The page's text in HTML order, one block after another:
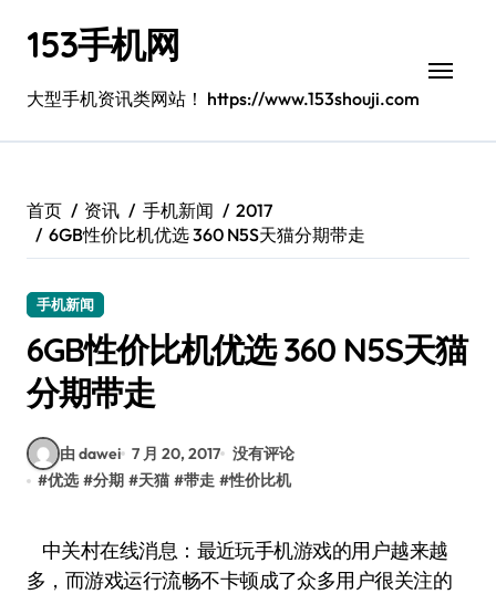
153手机网
大型手机资讯类网站！ https://www.153shouji.com
首页 资讯 手机新闻
2017
6GB性价比机优选 360 N5S天猫分期带走
手机新闻
6GB性价比机优选 360 N5S天猫
分期带走
由 dawei 7 月 20, 2017 没有评论
#优选 #分期 #天猫 #带走 #性价比机
中关村在线消息：最近玩手机游戏的用户越来越
多，而游戏运行流畅不卡顿成了众多用户很关注的